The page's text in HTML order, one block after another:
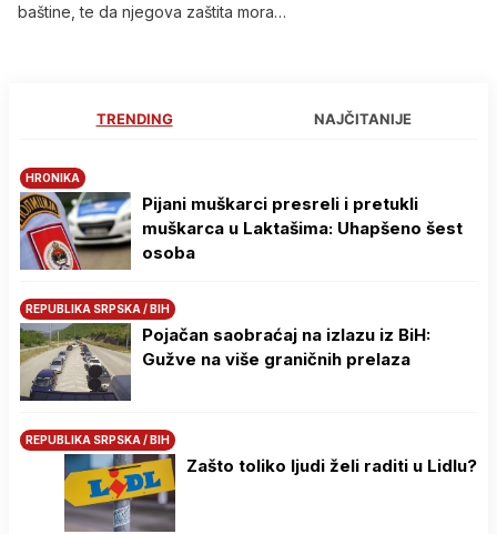
baštine, te da njegova zaštita mora…
TRENDING NAJČITANIJE
HRONIKA
Pijani muškarci presreli i pretukli
muškarca u Laktašima: Uhapšeno šest
osoba
REPUBLIKA SRPSKA / BIH
Pojačan saobraćaj na izlazu iz BiH:
Gužve na više graničnih prelaza
REPUBLIKA SRPSKA / BIH
Zašto toliko ljudi želi raditi u Lidlu?